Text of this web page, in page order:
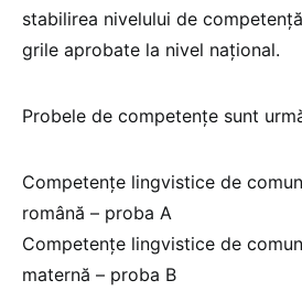
stabilirea nivelului de
grile aprobate la nivel naţional.
Probele de competențe sunt
Competențe lingvistice de
română – proba A
Competențe lingvistice de
maternă – proba B